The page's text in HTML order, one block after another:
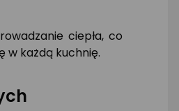
ciepła, co
w każdą kuchnię.